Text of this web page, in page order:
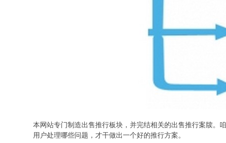
本网站专门制造出售推行板块，并完结相关的出售推行案牍。
用户处理哪些问题，才干做出一个好的推行方案。